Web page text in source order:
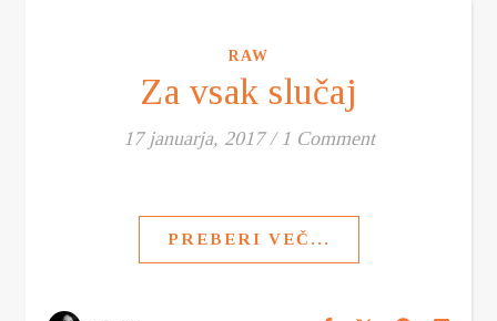
RAW
Za vsak slučaj
17 januarja, 2017 / 1 Comment
PREBERI VEČ...